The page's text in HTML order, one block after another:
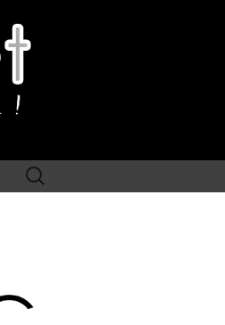
Rechercher :